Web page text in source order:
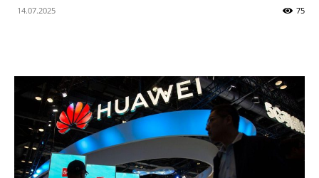
14.07.2025 75